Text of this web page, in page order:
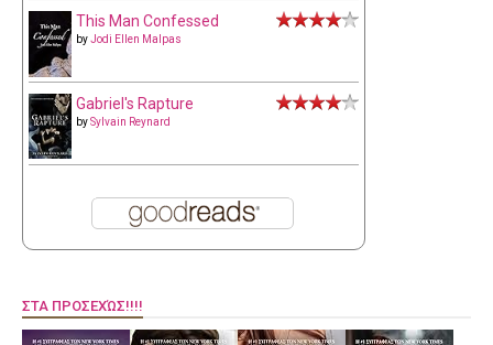
This Man Confessed
byJodi Ellen Malpas
Gabriel's Rapture
bySylvain Reynard
ΣΤΑ ΠΡΟΣΕΧΏΣ!!!!